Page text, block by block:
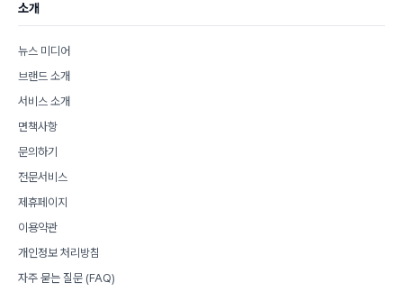
소개
뉴스 미디어
브랜드 소개
서비스 소개
면책사항
문의하기
전문서비스
제휴페이지
이용약관
개인정보 처리방침
자주 묻는 질문 (FAQ)